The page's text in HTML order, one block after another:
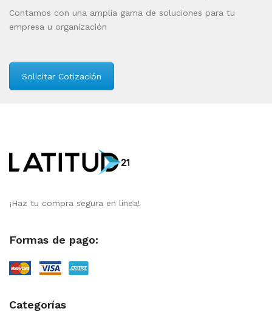
Contamos con una amplia gama de soluciones para tu
empresa u organización
Solicitar Cotización
¡Haz tu compra segura en línea!
Formas de pago:
Categorías